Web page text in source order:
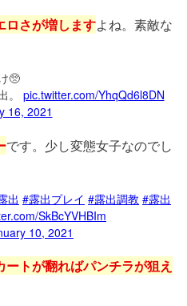
ロさが増しますよね。素敵な
🥺
。 pic.twitter.com/YhqQd6l8DN
16, 2021
です。少し変態女子なのでし
出 #露出プレイ #露出調教 #露出
SkBcYVHBIm
10, 2021
ートが翻ればパンチラが狙え